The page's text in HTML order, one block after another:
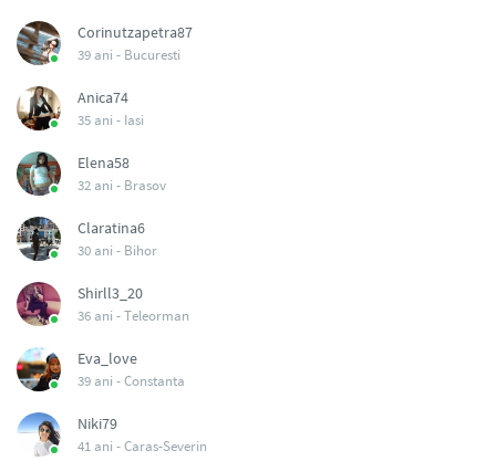
Corinutzapetra87
39 ani - Bucuresti
Anica74
35 ani - Iasi
Elena58
32 ani - Brasov
Claratina6
30 ani - Bihor
Shirll3_20
36 ani -Teleorman
Eva_love
39 ani -Constanta
Niki79
41 ani -Caras-Severin